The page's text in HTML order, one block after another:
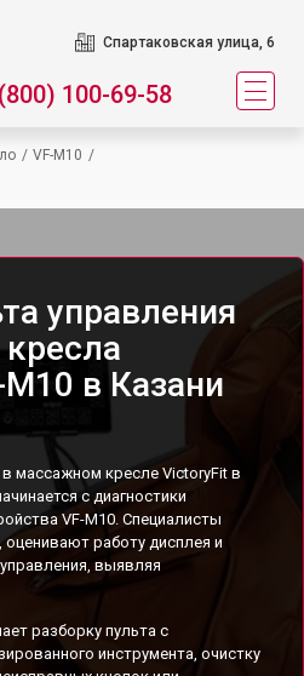
Спартаковская улица, 6
100-69-58
/ VF-M10 /
управления
в Казани
массажном кресле VictoryFit в
с диагностики
VF-M10. Специалисты
работу дисплея и
выявляя
разборку пульта с
инструмента, очистку